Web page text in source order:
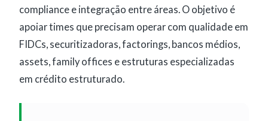
compliance e integração entre áreas. O objetivo é
apoiar times que precisam operar com qualidade em
FIDCs, securitizadoras, factorings, bancos médios,
assets, family offices e estruturas especializadas
em crédito estruturado.